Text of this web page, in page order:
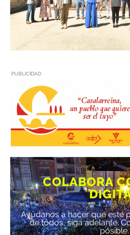
PUBLICIDAD
COLABORA
Ayúdanos a hacer que este
de todos, siga adelante.
posible.